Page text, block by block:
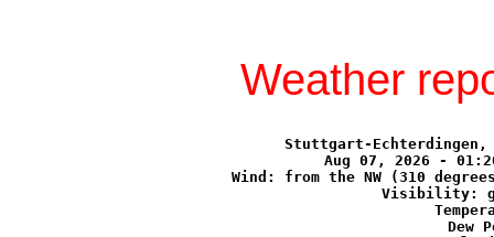
Weather
Stuttgart-Echterdingen,
Aug 07, 2026 -
Wind: from the NW (310
Visibility:
Dew